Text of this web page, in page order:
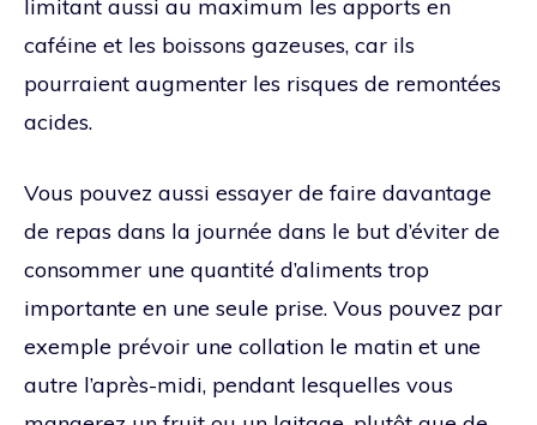
limitant aussi au maximum les apports en
caféine et les boissons gazeuses, car ils
pourraient augmenter les risques de remontées
acides.
Vous pouvez aussi essayer de faire davantage
de repas dans la journée dans le but d’éviter de
consommer une quantité d’aliments trop
importante en une seule prise. Vous pouvez par
exemple prévoir une collation le matin et une
autre l’après-midi, pendant lesquelles vous